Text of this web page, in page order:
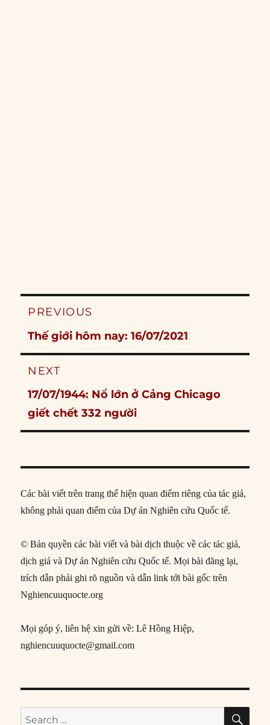
Post
PREVIOUS
Previous
post:
Thế giới hôm nay: 16/07/2021
NEXT
Next
post:
17/07/1944: Nổ lớn ở Cảng Chicago
giết chết 332 người
Các bài viết trên trang thể hiện quan điểm riêng của tác giả,
không phải quan điểm của Dự án Nghiên cứu Quốc tế.
© Bản quyền các bài viết và bài dịch thuộc về các tác giả,
dịch giả và Dự án Nghiên cứu Quốc tế. Mọi bài đăng lại,
trích dẫn phải ghi rõ nguồn và dẫn link tới bài gốc trên
Nghiencuuquocte.org
Mọi góp ý, liên hệ xin gửi về: Lê Hồng Hiệp,
nghiencuuquocte@gmail.com
Search